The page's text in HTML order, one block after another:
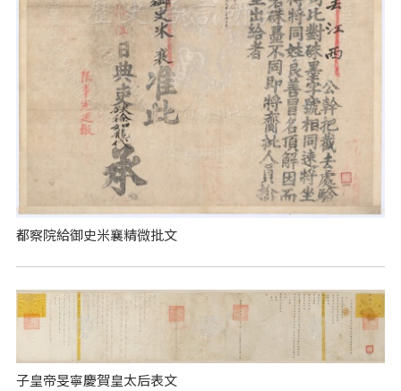
都察院給御史米襄精微批文
子皇帝旻寧慶賀皇太后表文